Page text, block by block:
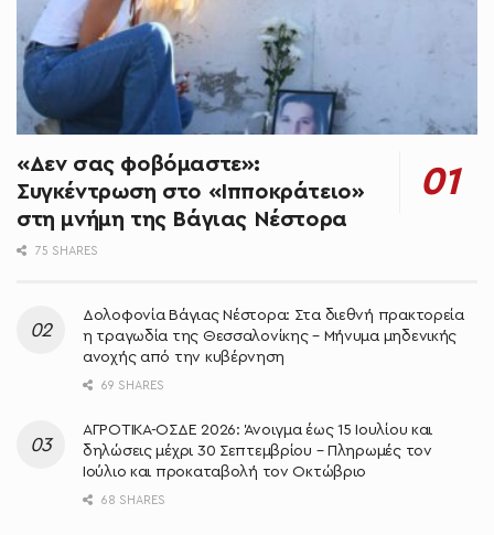
«Δεν σας φοβόμαστε»:
Συγκέντρωση στο «Ιπποκράτειο»
στη μνήμη της Βάγιας Νέστορα
75 SHARES
Δολοφονία Βάγιας Νέστορα: Στα διεθνή πρακτορεία
η τραγωδία της Θεσσαλονίκης – Μήνυμα μηδενικής
ανοχής από την κυβέρνηση
69 SHARES
ΑΓΡΟΤΙΚΑ-ΟΣΔΕ 2026: Άνοιγμα έως 15 Ιουλίου και
δηλώσεις μέχρι 30 Σεπτεμβρίου – Πληρωμές τον
Ιούλιο και προκαταβολή τον Οκτώβριο
68 SHARES